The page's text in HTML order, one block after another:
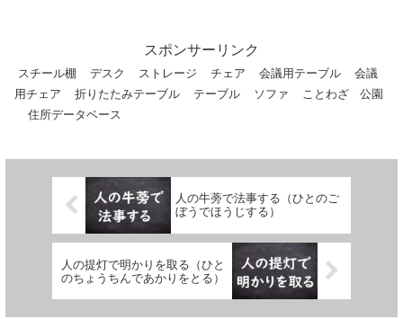
スポンサーリンク
スチール棚 デスク ストレージ チェア 会議用テーブル
会議
用チェア
折りたたみテーブル テーブル ソファ ことわざ
公園
住所データベース
人の牛蒡で法事する（ひとのご
ぼうでほうじする）
人の提灯で明かりを取る（ひと
のちょうちんであかりをとる）